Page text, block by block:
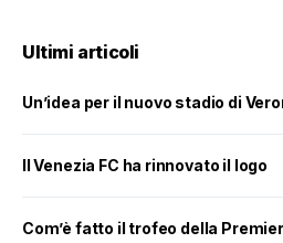
Ultimi articoli
Un’idea per il nuovo stadio di
Il Venezia FC ha rinnovato il logo
Com’è fatto il trofeo della